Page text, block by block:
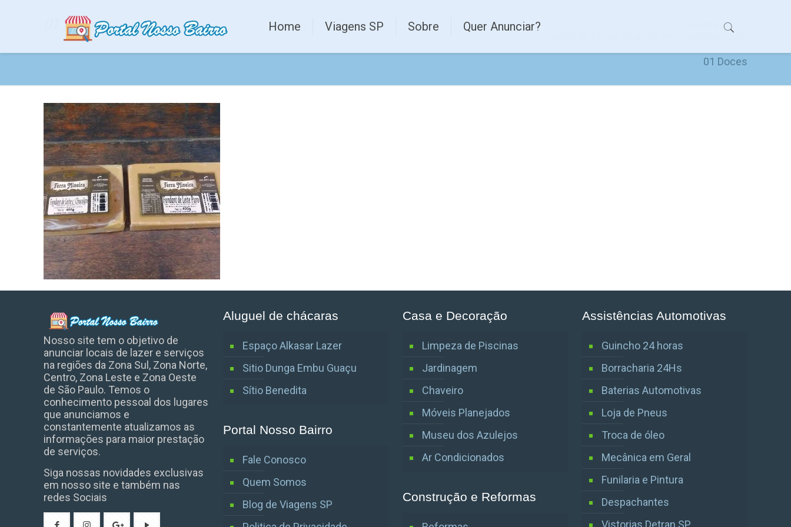
Home Viagens SP Sobre Quer Anunciar?
01 Doces
01 Doces
Nosso site tem o objetivo de
anunciar locais de lazer e serviços
na regiões da Zona Sul, Zona Norte,
Centro, Zona Leste e Zona Oeste
de São Paulo. Temos o
conhecimento pessoal dos lugares
que anunciamos e
constantemente atualizamos as
informações para maior prestação
de serviços.
Siga nossas novidades exclusivas
em nosso site e também nas
redes Sociais
Aluguel de chácaras
Espaço Alkasar Lazer
Sitio Dunga Embu Guaçu
Sítio Benedita
Portal Nosso Bairro
Fale Conosco
Quem Somos
Blog de Viagens SP
Casa e Decoração
Limpeza de Piscinas
Jardinagem
Chaveiro
Móveis Planejados
Museu dos Azulejos
Ar Condicionados
Construção e Reformas
Assistências Automotivas
Guincho 24 horas
Borracharia 24Hs
Baterias Automotivas
Loja de Pneus
Troca de óleo
Mecânica em Geral
Funilaria e Pintura
Despachantes
Vistorias Detran SP